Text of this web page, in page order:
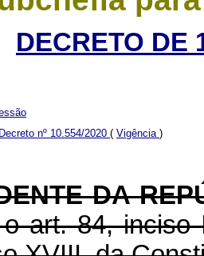
DECRETO DE
nº 10.554/2020 ( Vigência )
DA
art. 84,